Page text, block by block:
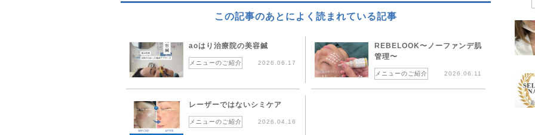
この記事のあとによく読まれている記事
aoはり治療院の美容鍼
メニューのご紹介 2026.06.17
REBELOOK〜ノーファンデ肌
管理〜
メニューのご紹介 2026.06.11
レーザーではないシミケア
メニューのご紹介 2026.04.16